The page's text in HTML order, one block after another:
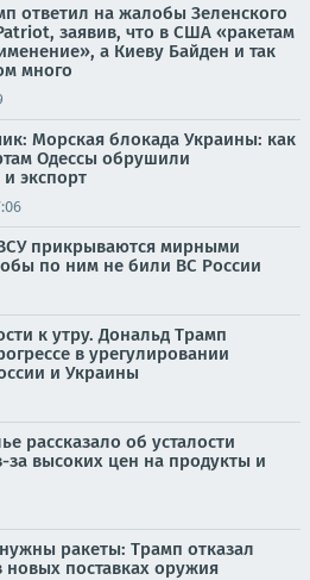
ответил на жалобы Зеленского
заявив, что в США «ракетам
а Киеву Байден и так
много
Морская блокада Украины: как
Одессы обрушили
экспорт
прикрываются мирными
по ним не били ВС России
к утру. Дональд Трамп
в урегулировании
и Украины
рассказало об усталости
за высоких цен на продукты и
ракеты: Трамп отказал
новых поставках оружия